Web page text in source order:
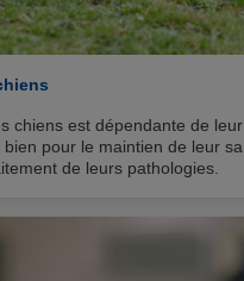
chiens est dépendante de leur
pour le maintien de leur
de leurs pathologies.